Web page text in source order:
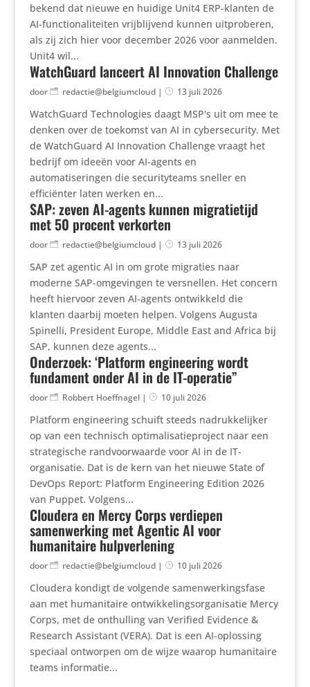
bekend dat nieuwe en huidige Unit4 ERP-klanten de
AI-functionaliteiten vrijblijvend kunnen uitproberen,
als zij zich hier voor december 2026 voor aanmelden.
Unit4 wil...
WatchGuard lanceert AI Innovation Challenge
door redactie@belgiumcloud| 13 juli 2026
WatchGuard Technologies daagt MSP's uit om mee te
denken over de toekomst van AI in cybersecurity. Met
de WatchGuard AI Innovation Challenge vraagt het
bedrijf om ideeën voor AI-agents en
automatiseringen die securityteams sneller en
efficiënter laten werken en...
SAP: zeven AI-agents kunnen migratietijd
met 50 procent verkorten
door redactie@belgiumcloud| 13 juli 2026
SAP zet agentic AI in om grote migraties naar
moderne SAP-omgevingen te versnellen. Het concern
heeft hiervoor zeven AI-agents ontwikkeld die
klanten daarbij moeten helpen. Volgens Augusta
Spinelli, President Europe, Middle East and Africa bij
SAP, kunnen deze agents...
Onderzoek: ‘Platform engineering wordt
fundament onder AI in de IT-operatie”
door Robbert Hoeffnagel| 10 juli 2026
Platform engineering schuift steeds nadrukkelijker
op van een technisch optimalisatieproject naar een
strategische randvoorwaarde voor AI in de IT-
organisatie. Dat is de kern van het nieuwe State of
DevOps Report: Platform Engineering Edition 2026
van Puppet. Volgens...
Cloudera en Mercy Corps verdiepen
samenwerking met Agentic AI voor
humanitaire hulpverlening
door redactie@belgiumcloud| 10 juli 2026
Cloudera kondigt de volgende samenwerkingsfase
aan met humanitaire ontwikkelingsorganisatie Mercy
Corps, met de onthulling van Verified Evidence &
Research Assistant (VERA). Dat is een AI-oplossing
speciaal ontworpen om de wijze waarop humanitaire
teams informatie...